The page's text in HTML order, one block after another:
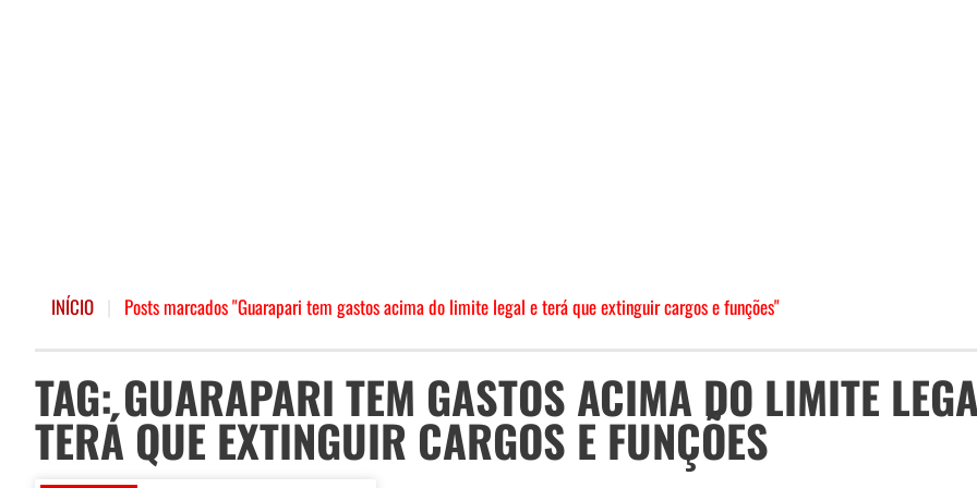
INÍCIO Posts marcados "Guarapari tem gastos acima do limite legal e terá que extinguir cargos e funções"
TAG: GUARAPARI TEM GASTOS ACIMA DO LIMITE
TERÁ QUE EXTINGUIR CARGOS E FUNÇÕES